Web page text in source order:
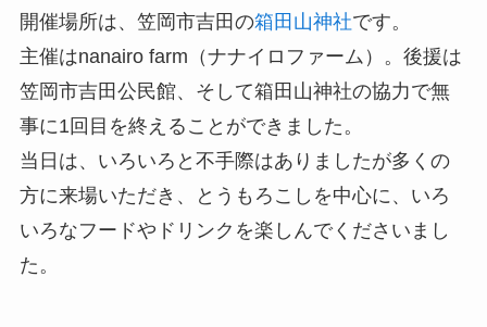
開催場所は、笠岡市吉田の箱田山神社です。
主催はnanairo farm（ナナイロファーム）。後援は
笠岡市吉田公民館、そして箱田山神社の協力で無
事に1回目を終えることができました。
当日は、いろいろと不手際はありましたが多くの
方に来場いただき、とうもろこしを中心に、いろ
いろなフードやドリンクを楽しんでくださいまし
た。